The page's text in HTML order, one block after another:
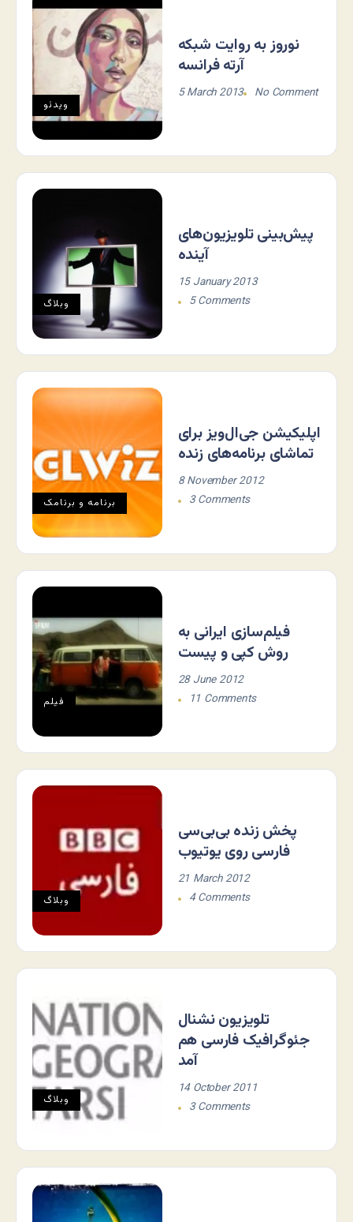
ویدئو
نوروز به روایت شبکه
آرته فرانسه
5 March 2013 No Comment
وبلاگ
پیش‌بینی تلویزیون‌های
آینده
15 January 2013
5 Comments
برنامه و برنامک
اپلیکیشن جی‌ال‌ویز برای
تماشای برنامه‌های زنده
8 November 2012
3 Comments
فيلم
فیلم‌سازی ایرانی به
روش کپی و پیست
28 June 2012
11 Comments
وبلاگ
پخش زنده بی‌بی‌سی
فارسی روی یوتیوب
21 March 2012
4 Comments
وبلاگ
تلویزیون نشنال
جئوگرافیک فارسی هم
آمد
14 October 2011
3 Comments